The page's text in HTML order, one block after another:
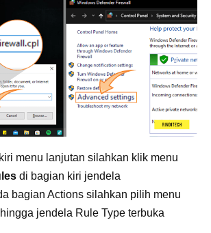
menu lanjutan silahkan klik menu
di bagian kiri jendela
bagian Actions silahkan pilih menu
hingga jendela Rule Type terbuka